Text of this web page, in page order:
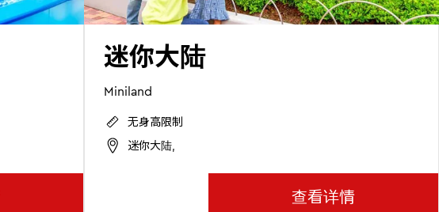
迷你大陆
Miniland
无身高限制
迷你大陆,
查看详情